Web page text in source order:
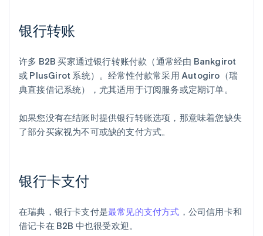
银行转账
许多 B2B 买家通过银行转账付款（通常经由 Bankgirot
或 PlusGirot 系统）。经常性付款常采用 Autogiro（瑞
典直接借记系统），尤其适用于订阅服务或定期订单。
如果您没有在结账时提供银行转账选项，那意味着您缺失
了部分买家视为不可或缺的支付方式。
银行卡支付
在瑞典，银行卡支付是最常见的支付方式 ，公司信用卡和
借记卡在 B2B 中也很受欢迎。